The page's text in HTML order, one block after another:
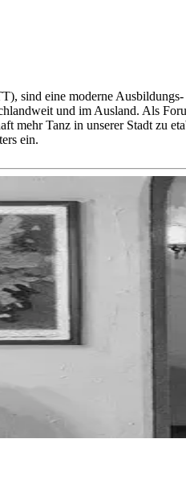
sind eine moderne
und im Ausland. Als
mehr Tanz in unserer Stadt zu
ein.